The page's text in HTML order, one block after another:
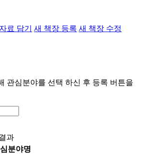
료 담기 새 책장 등록 새 책장 수정
관심분야를 선택 하신 후 등록 버튼을
과
분야명